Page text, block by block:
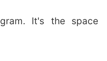
It's the space